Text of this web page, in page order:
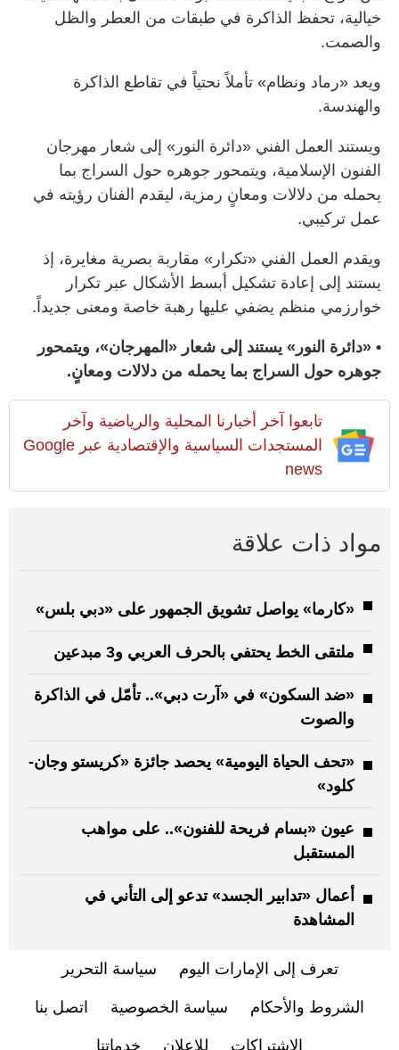
خيالية، تحفظ الذاكرة في طبقات من العطر والظل
والصمت.
ويعد «رماد ونظام» تأملاً نحتياً في تقاطع الذاكرة
والهندسة.
ويستند العمل الفني «دائرة النور» إلى شعار مهرجان
الفنون الإسلامية، ويتمحور جوهره حول السراج بما
يحمله من دلالات ومعانٍ رمزية، ليقدم الفنان رؤيته في
عمل تركيبي.
ويقدم العمل الفني «تكرار» مقاربة بصرية مغايرة، إذ
يستند إلى إعادة تشكيل أبسط الأشكال عبر تكرار
خوارزمي منظم يضفي عليها رهبة خاصة ومعنى جديداً.
• «دائرة النور» يستند إلى شعار «المهرجان»، ويتمحور
جوهره حول السراج بما يحمله من دلالات ومعانٍ.
تابعوا آخر أخبارنا المحلية والرياضية وآخر
المستجدات السياسية والإقتصادية عبر Google
news
مواد ذات علاقة
«كارما» يواصل تشويق الجمهور على «دبي بلس»
ملتقى الخط يحتفي بالحرف العربي و3 مبدعين
«ضد السكون» في «آرت دبي».. تأمّل في الذاكرة
والصوت
«تحف الحياة اليومية» يحصد جائزة «كريستو وجان-
كلود»
عيون «بسام فريحة للفنون».. على مواهب
المستقبل
أعمال «تدابير الجسد» تدعو إلى التأني في
المشاهدة
تعرف إلى الإمارات اليوم سياسة التحرير
الشروط والأحكام سياسة الخصوصية اتصل بنا
الاشتراكات للإعلان خدماتنا